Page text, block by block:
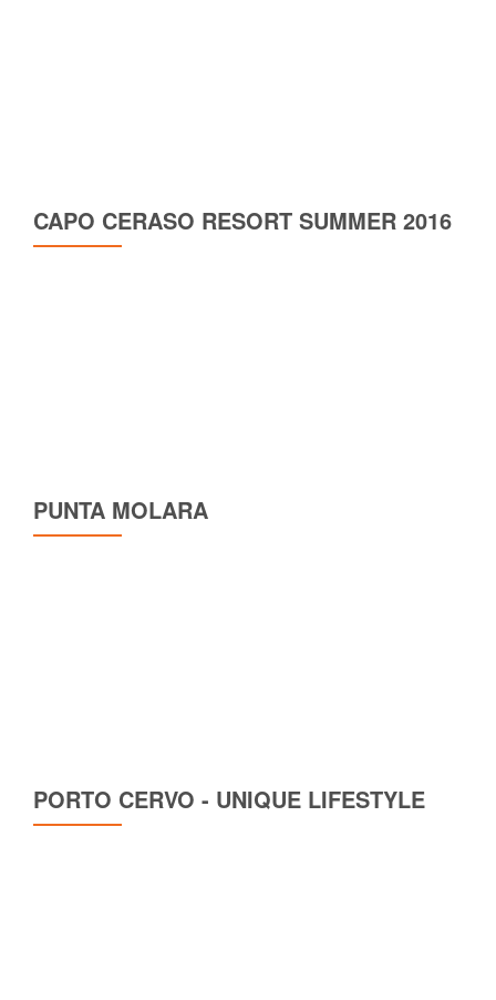
CAPO CERASO RESORT SUMMER 2016
PUNTA MOLARA
PORTO CERVO - UNIQUE LIFESTYLE